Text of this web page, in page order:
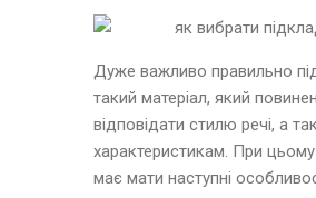
Дуже важливо правильно
такий матеріал, який повинен
відповідати стилю речі, а
характеристикам. При
має мати наступні